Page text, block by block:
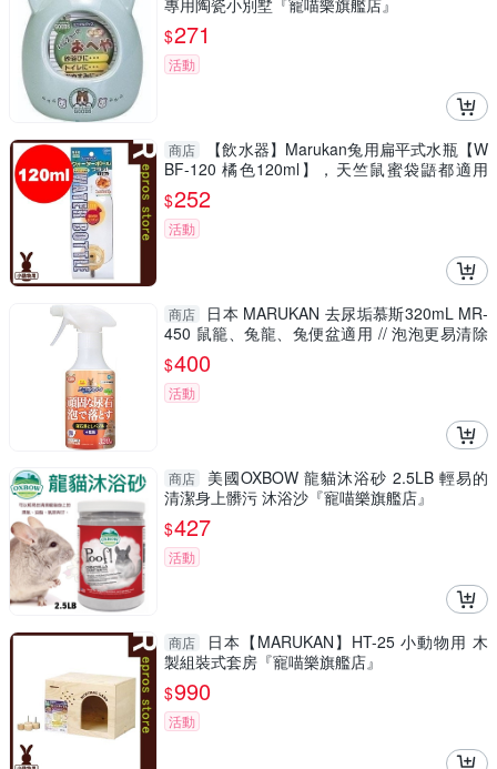
專用陶瓷小別墅『寵喵樂旗艦店』
$271
活動
商店
【飲水器】Marukan兔用扁平式水瓶【W
BF-120 橘色120ml】，天竺鼠蜜袋鼯都適用
『寵喵樂旗艦店』
$252
活動
商店
日本 MARUKAN 去尿垢慕斯320mL MR-
450 鼠籠、兔龍、兔便盆適用 // 泡泡更易清除
『寵喵樂旗艦店』
$400
活動
商店
美國OXBOW 龍貓沐浴砂 2.5LB 輕易的
清潔身上髒污 沐浴沙『寵喵樂旗艦店』
$427
活動
商店
日本【MARUKAN】HT-25 小動物用 木
製組裝式套房『寵喵樂旗艦店』
$990
活動